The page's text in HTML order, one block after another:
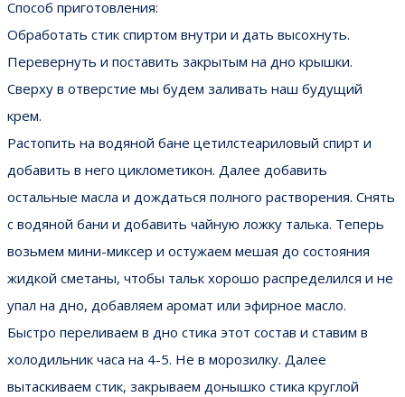
Способ приготовления:
Обработать стик спиртом внутри и дать высохнуть.
Перевернуть и поставить закрытым на дно крышки.
Сверху в отверстие мы будем заливать наш будущий
крем.
Растопить на водяной бане цетилстеариловый спирт и
добавить в него циклометикон. Далее добавить
остальные масла и дождаться полного растворения. Снять
с водяной бани и добавить чайную ложку талька. Теперь
возьмем мини-миксер и остужаем мешая до состояния
жидкой сметаны, чтобы тальк хорошо распределился и не
упал на дно, добавляем аромат или эфирное масло.
Быстро переливаем в дно стика этот состав и ставим в
холодильник часа на 4-5. Не в морозилку. Далее
вытаскиваем стик, закрываем донышко стика круглой